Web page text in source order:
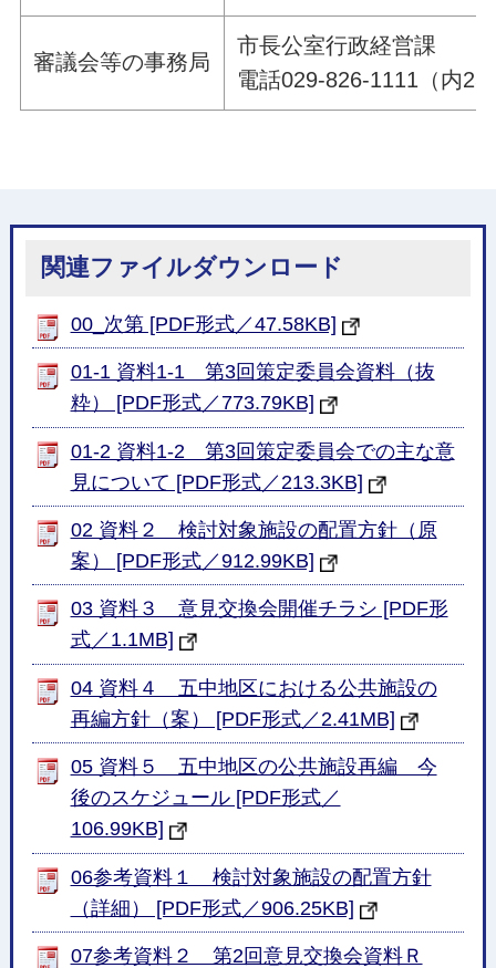
審議会等の事務局
市長公室行政経営課
電話029-826-1111（内
関連ファイルダウンロード
00_次第 [PDF形式／47.58KB]
01-1 資料1-1 第3回策定委員会資料（抜
粋） [PDF形式／773.79KB]
01-2 資料1-2 第3回策定委員会での主な意
見について [PDF形式／213.3KB]
02 資料２ 検討対象施設の配置方針（原
案） [PDF形式／912.99KB]
03 資料３ 意見交換会開催チラシ [PDF形
式／1.1MB]
04 資料４ 五中地区における公共施設の
再編方針（案） [PDF形式／2.41MB]
05 資料５ 五中地区の公共施設再編 今
後のスケジュール [PDF形式／
106.99KB]
06参考資料１ 検討対象施設の配置方針
（詳細） [PDF形式／906.25KB]
07参考資料２ 第2回意見交換会資料Ｒ